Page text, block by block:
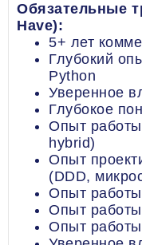
Обязательные
Have):
5+ лет
Глубокий
Python
Уверенное
Глубокое
Опыт
hybrid)
Опыт
(DDD,
Опыт
Опыт
Опыт